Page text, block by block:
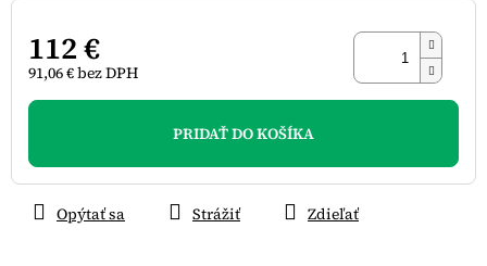
112 €
91,06 € bez DPH
Jednotková
PRIDAŤ DO KOŠÍKA
Opýtať sa Strážiť Zdieľať